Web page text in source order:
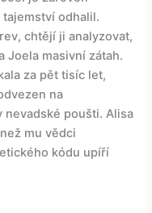
odhalil.
chtějí ji analyzovat,
Joela masivní zátah.
za pět tisíc let,
na
nevadské poušti. Alisa
mu vědci
kódu upíří